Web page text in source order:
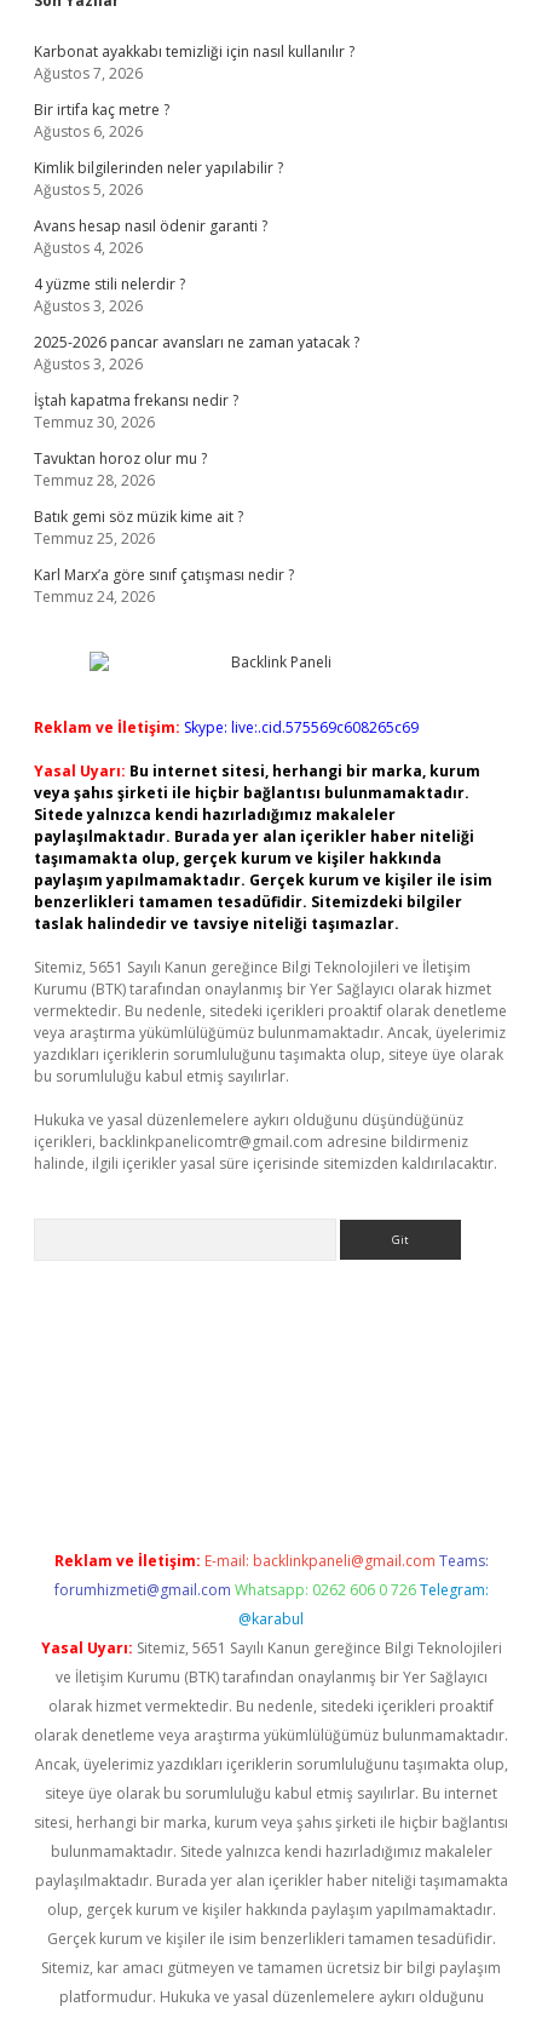
Sidebar
Karbonat ayakkabı temizliği için nasıl kullanılır ?
Ağustos 7, 2026
Bir irtifa kaç metre ?
Ağustos 6, 2026
Kimlik bilgilerinden neler yapılabilir ?
Ağustos 5, 2026
Avans hesap nasıl ödenir garanti ?
Ağustos 4, 2026
4 yüzme stili nelerdir ?
Ağustos 3, 2026
2025-2026 pancar avansları ne zaman yatacak ?
Ağustos 3, 2026
İştah kapatma frekansı nedir ?
Temmuz 30, 2026
Tavuktan horoz olur mu ?
Temmuz 28, 2026
Batık gemi söz müzik kime ait ?
Temmuz 25, 2026
Karl Marx’a göre sınıf çatışması nedir ?
Temmuz 24, 2026
Reklam ve İletişim: Skype: live:.cid.575569c608265c69
Yasal Uyarı: Bu internet sitesi, herhangi bir marka, kurum
veya şahıs şirketi ile hiçbir bağlantısı bulunmamaktadır.
Sitede yalnızca kendi hazırladığımız makaleler
paylaşılmaktadır. Burada yer alan içerikler haber niteliği
taşımamakta olup, gerçek kurum ve kişiler hakkında
paylaşım yapılmamaktadır. Gerçek kurum ve kişiler ile isim
benzerlikleri tamamen tesadüfidir. Sitemizdeki bilgiler
taslak halindedir ve tavsiye niteliği taşımazlar.
Sitemiz, 5651 Sayılı Kanun gereğince Bilgi Teknolojileri ve İletişim
Kurumu (BTK) tarafından onaylanmış bir Yer Sağlayıcı olarak hizmet
vermektedir. Bu nedenle, sitedeki içerikleri proaktif olarak denetleme
veya araştırma yükümlülüğümüz bulunmamaktadır. Ancak, üyelerimiz
yazdıkları içeriklerin sorumluluğunu taşımakta olup, siteye üye olarak
bu sorumluluğu kabul etmiş sayılırlar.
Hukuka ve yasal düzenlemelere aykırı olduğunu düşündüğünüz
içerikleri, backlinkpanelicomtr@gmail.com adresine bildirmeniz
halinde, ilgili içerikler yasal süre içerisinde sitemizden kaldırılacaktır.
Reklam ve İletişim: E-mail: backlinkpaneli@gmail.com Teams:
forumhizmeti@gmail.com Whatsapp: 0262 606 0 726 Telegram:
@karabul
Yasal Uyarı: Sitemiz, 5651 Sayılı Kanun gereğince Bilgi Teknolojileri
ve İletişim Kurumu (BTK) tarafından onaylanmış bir Yer Sağlayıcı
olarak hizmet vermektedir. Bu nedenle, sitedeki içerikleri proaktif
olarak denetleme veya araştırma yükümlülüğümüz bulunmamaktadır.
Ancak, üyelerimiz yazdıkları içeriklerin sorumluluğunu taşımakta olup,
siteye üye olarak bu sorumluluğu kabul etmiş sayılırlar. Bu internet
sitesi, herhangi bir marka, kurum veya şahıs şirketi ile hiçbir bağlantısı
bulunmamaktadır. Sitede yalnızca kendi hazırladığımız makaleler
paylaşılmaktadır. Burada yer alan içerikler haber niteliği taşımamakta
olup, gerçek kurum ve kişiler hakkında paylaşım yapılmamaktadır.
Gerçek kurum ve kişiler ile isim benzerlikleri tamamen tesadüfidir.
Sitemiz, kar amacı gütmeyen ve tamamen ücretsiz bir bilgi paylaşım
platformudur. Hukuka ve yasal düzenlemelere aykırı olduğunu